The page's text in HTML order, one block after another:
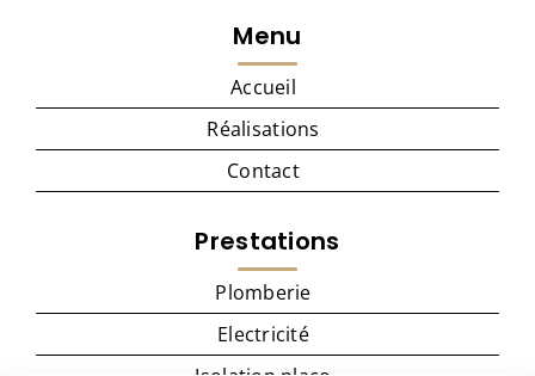
Menu
Accueil
Réalisations
Contact
Prestations
Plomberie
Electricité